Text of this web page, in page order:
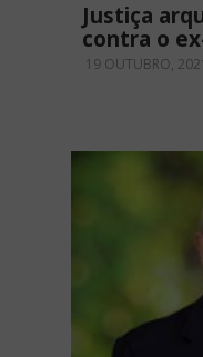
Justiça
contra o
19 OUTUBRO,